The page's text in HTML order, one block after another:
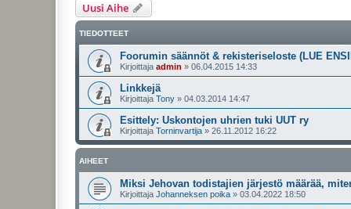
Uusi Aihe
TIEDOTTEET
Foorumin säännöt & rekisteriseloste (LUE
Kirjoittaja admin » 06.04.2015 14:33
Linkkejä
Kirjoittaja Tony » 04.03.2014 14:47
Esittely: Uskontojen uhrien tuki UUT ry
Kirjoittaja Torninvartija » 26.11.2012 16:22
AIHEET
Miksi Jehovan todistajien järjestö määrää,
Kirjoittaja Johanneksen poika » 03.04.2022 18:50